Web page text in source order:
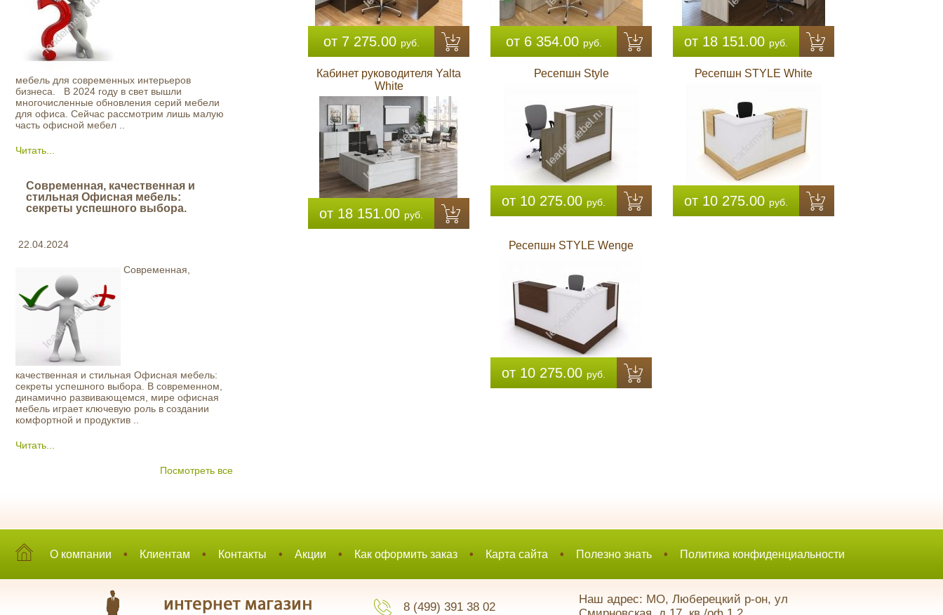
мебель для современных интерьеров
бизнеса. В 2024 году в свет вышли
многочисленные обновления серий мебели
для офиса. Сейчас рассмотрим лишь малую
часть офисной мебел ..
Читать...
Современная, качественная и
стильная Офисная мебель:
секреты успешного выбора.
22.04.2024
Современная,
качественная и стильная Офисная мебель:
секреты успешного выбора. В современном,
динамично развивающемся, мире офисная
мебель играет ключевую роль в создании
комфортной и продуктив ..
Читать...
Посмотреть все
от 7 275.00 руб. от 6 354.00 руб. от 18 151.00 руб.
Кабинет руководителя Yalta
White
от 18 151.00 руб.
Ресепшн Style
от 10 275.00 руб.
Ресепшн STYLE White
от 10 275.00 руб.
Ресепшн STYLE Wenge
от 10 275.00 руб.
О компании • Клиентам • Контакты • Акции • Как оформить заказ • Карта сайта • Полезно знать • Политика конфиденциальности
8 (499) 391 38 02
Наш адрес: МО, Люберецкий р-он, ул